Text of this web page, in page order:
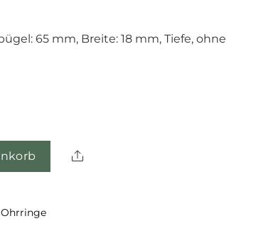
65 mm, Breite: 18 mm, Tiefe, ohne
Share
Ohrringe